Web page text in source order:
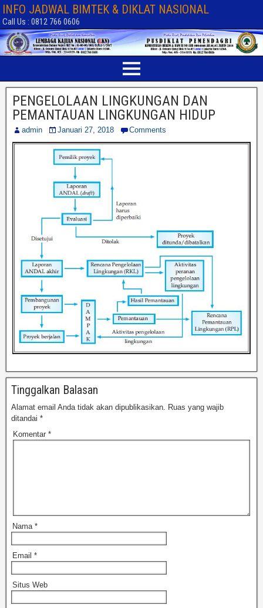
INFO JADWAL BIMTEK & DIKLAT NASIONAL
Call Us : 0812 766 0606
PENGELOLAAN LINGKUNGAN DAN
PEMANTAUAN LINGKUNGAN HIDUP
admin Januari 27, 2018 Comments
Tinggalkan Balasan
Alamat email Anda tidak akan dipublikasikan. Ruas yang wajib
ditandai *
Komentar *
Nama *
Email *
Situs Web